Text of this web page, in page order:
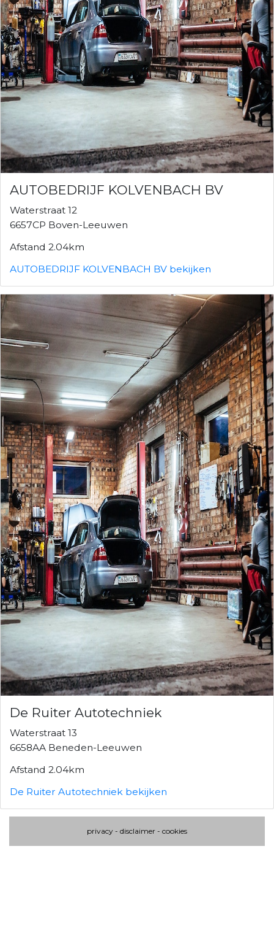
AUTOBEDRIJF KOLVENBACH BV
Waterstraat 12
6657CP Boven-Leeuwen
Afstand 2.04km
AUTOBEDRIJF KOLVENBACH BV bekijken
De Ruiter Autotechniek
Waterstraat 13
6658AA Beneden-Leeuwen
Afstand 2.04km
De Ruiter Autotechniek bekijken
privacy - disclaimer - cookies